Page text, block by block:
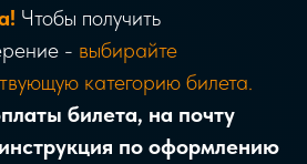
Чтобы получить
- выбирайте
категорию билета.
билета, на почту
по оформлению